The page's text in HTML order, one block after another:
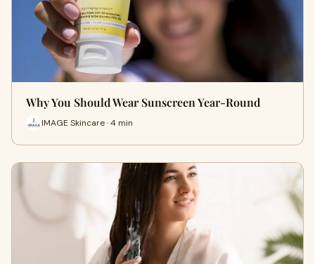
Why You Should Wear Sunscreen Year-Round
IMAGE Skincare · 4 min